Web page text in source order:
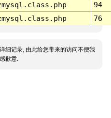
94
76
细记录, 由此给您带来的访问不便我
歉意.